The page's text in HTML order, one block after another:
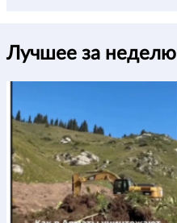
Лучшее за неделю